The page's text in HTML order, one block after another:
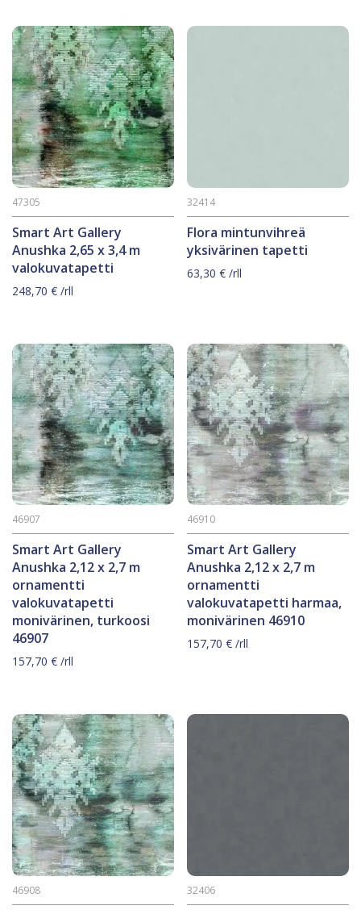
Smart Art Gallery
Anushka 2,65 x 3,4 m
valokuvatapetti
47305
248,70 € /rll
Flora mintunvihreä
yksivärinen tapetti
32414
63,30€ /rll
Smart Art Gallery
Anushka 2,12 x 2,7 m
ornamentti
valokuvatapetti
monivärinen, turkoosi
46907
46907
157,70 € /rll
Smart Art Gallery
Anushka 2,12 x 2,7 m
ornamentti
valokuvatapetti harmaa,
monivärinen 46910
46910
157,70€ /rll
46908 32406